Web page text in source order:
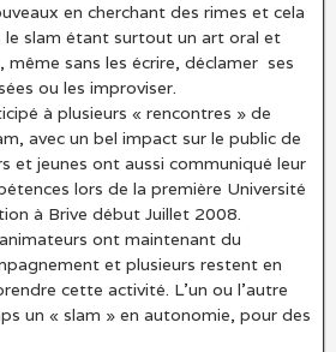
en cherchant des rimes et cela
slam étant surtout un art oral et
même sans les écrire, déclamer ses
ou les improviser.
à plusieurs « rencontres » de
avec un bel impact sur le public de
et jeunes ont aussi communiqué leur
lors de la première Université
à Brive début Juillet 2008.
ont maintenant du
et plusieurs restent en
cette activité. L’un ou l’autre
un « slam » en autonomie, pour des